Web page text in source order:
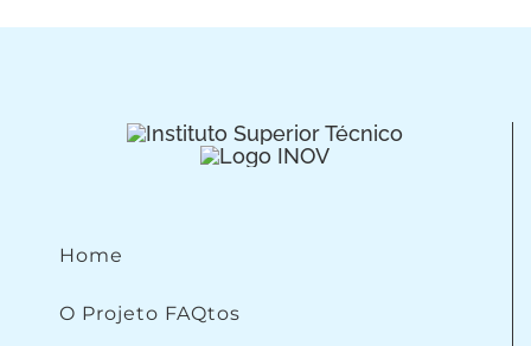
Home
O Projeto FAQtos